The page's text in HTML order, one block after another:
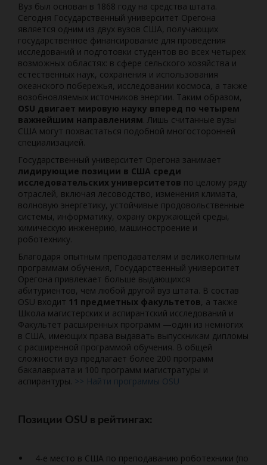
Вуз был основан в 1868 году на средства штата.
Сегодня Государственный университет Орегона
является одним из двух вузов США, получающих
государственное финансирование для проведения
исследований и подготовки студентов во всех четырех
возможных областях: в сфере сельского хозяйства и
естественных наук, сохранения и использования
океанского побережья, исследовании космоса, а также
возобновляемых источников энергии. Таким образом,
OSU двигает мировую науку вперед по четырем
важнейшим направлениям. Лишь считанные вузы
США могут похвастаться подобной многосторонней
специализацией.
Государственный университет Орегона занимает
лидирующие позиции в США среди
исследовательских университетов по целому ряду
отраслей, включая лесоводство, изменения климата,
волновую энергетику, устойчивые продовольственные
системы, информатику, охрану окружающей среды,
химическую инженерию, машиностроение и
роботехнику.
Благодаря опытным преподавателям и великолепным
программам обучения, Государственный университет
Орегона привлекает больше выдающихся
абитуриентов, чем любой другой вуз штата. В состав
OSU входит 11 предметных факультетов, а также
Школа магистерских и аспирантский исследований и
Факультет расширенных программ —один из немногих
в США, имеющих права выдавать выпускникам дипломы
с расширенной программой обучения. В общей
сложности вуз предлагает более 200 программ
бакалавриата и 100 программ магистратуры и
аспирантуры. >> Найти программы OSU
Позиции OSU в рейтингах:
4-е место в США по преподаванию роботехники (по